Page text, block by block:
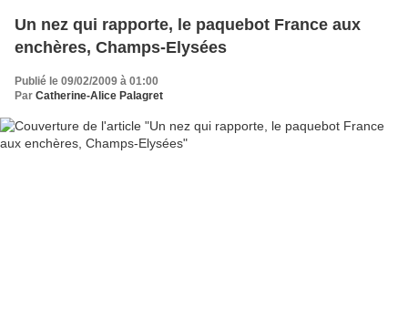
Un nez qui rapporte, le paquebot France aux
enchères, Champs-Elysées
Publié le 09/02/2009 à 01:00
Par Catherine-Alice Palagret